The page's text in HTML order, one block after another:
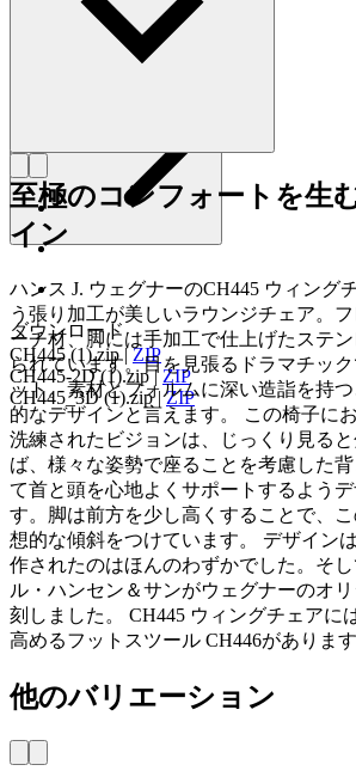
詳しく見る Hans J. Wegner
ダウンロード
CH445 (1).zip|ZIP
CH445-2D (1).zip| ZIP
CH445_3D (1).zip|ZIP
至極のコンフォートを生
イン
ハンス J. ウェグナーのCH445 ウィング
う張り加工が美しいラウンジチェア。
ーチ材、脚には手加工で仕上げたステ
られています。目を見張るドラマチッ
ット。素材とフォルムに深い造詣を持
的なデザインと言えます。 この椅子に
洗練されたビジョンは、じっくり見る
ば、様々な姿勢で座ることを考慮した
て首と頭を心地よくサポートするよう
す。脚は前方を少し高くすることで、
想的な傾斜をつけています。 デザイン
作されたのはほんのわずかでした。そ
ル・ハンセン＆サンがウェグナーのオ
刻しました。 CH445 ウィングチェアに
高めるフットスツール CH446があります
他のバリエーション